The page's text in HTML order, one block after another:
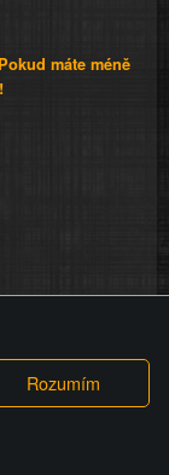
máte méně
provozovatele
nebo video na
videa nebo
vůči
škody nebo